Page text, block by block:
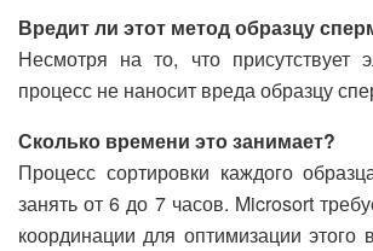
Вредит ли этот метод образцу
Несмотря на то, что присутствует
процесс не наносит вреда образцу
Сколько времени это занимает?
Процесс сортировки каждого
занять от 6 до 7 часов. Microsort
координации для оптимизации этого